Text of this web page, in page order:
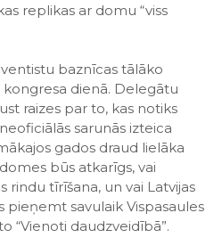
replikas ar domu “viss
baznīcas tālāko
dienā. Delegātu
raizes par to, kas notiks
sarunās izteica
gados draud lielāka
būs atkarīgs, vai
rindu tīrīšana, un vai Latvijas
pieņemt savulaik Vispasaules
“Vienoti daudzveidībā”.